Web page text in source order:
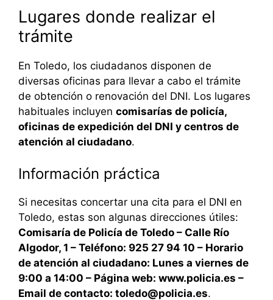
Lugares donde realizar el
trámite
En Toledo, los ciudadanos disponen de
diversas oficinas para llevar a cabo el trámite
de obtención o renovación del DNI. Los lugares
habituales incluyen comisarías de policía,
oficinas de expedición del DNI y centros de
atención al ciudadano.
Información práctica
Si necesitas concertar una cita para el DNI en
Toledo, estas son algunas direcciones útiles:
Comisaría de Policía de Toledo – Calle Río
Algodor, 1 – Teléfono: 925 27 94 10 – Horario
de atención al ciudadano: Lunes a viernes de
9:00 a 14:00 – Página web: www.policia.es –
Email de contacto: toledo@policia.es.